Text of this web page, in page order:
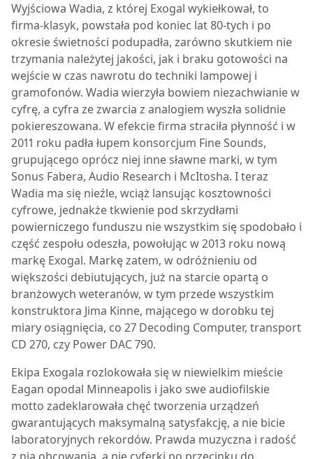
Wyjściowa Wadia, z której Exogal wykiełkował, to
firma-klasyk, powstała pod koniec lat 80-tych i po
okresie świetności podupadła, zarówno skutkiem nie
trzymania należytej jakości, jak i braku gotowości na
wejście w czas nawrotu do techniki lampowej i
gramofonów. Wadia wierzyła bowiem niezachwianie w
cyfrę, a cyfra ze zwarcia z analogiem wyszła solidnie
pokiereszowana. W efekcie firma straciła płynność i w
2011 roku padła łupem konsorcjum Fine Sounds,
grupującego oprócz niej inne sławne marki, w tym
Sonus Fabera, Audio Research i McItosha. I teraz
Wadia ma się nieźle, wciąż lansując kosztowności
cyfrowe, jednakże tkwienie pod skrzydłami
powierniczego funduszu nie wszystkim się spodobało i
część zespołu odeszła, powołując w 2013 roku nową
markę Exogal. Markę zatem, w odróżnieniu od
większości debiutujących, już na starcie opartą o
branżowych weteranów, w tym przede wszystkim
konstruktora Jima Kinne, mającego w dorobku tej
miary osiągnięcia, co 27 Decoding Computer, transport
CD 270, czy Power DAC 790.
Ekipa Exogala rozlokowała się w niewielkim mieście
Eagan opodal Minneapolis i jako swe audiofilskie
motto zadeklarowała chęć tworzenia urządzeń
gwarantujących maksymalną satysfakcję, a nie bicie
laboratoryjnych rekordów. Prawda muzyczna i radość